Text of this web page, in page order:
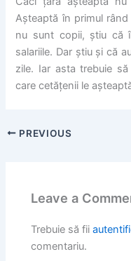
Aşteaptă în primul rând
nu sunt copii, ştiu că
salariile. Dar ştiu şi că
zile. Iar asta trebuie
care cetăţenii le
PREVIOUS
Leave a
Trebuie să fii
comentariu.